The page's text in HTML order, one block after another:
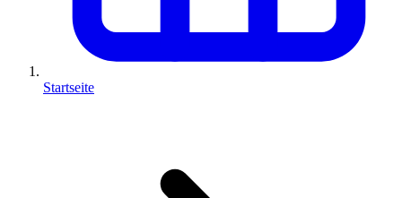
Startseite